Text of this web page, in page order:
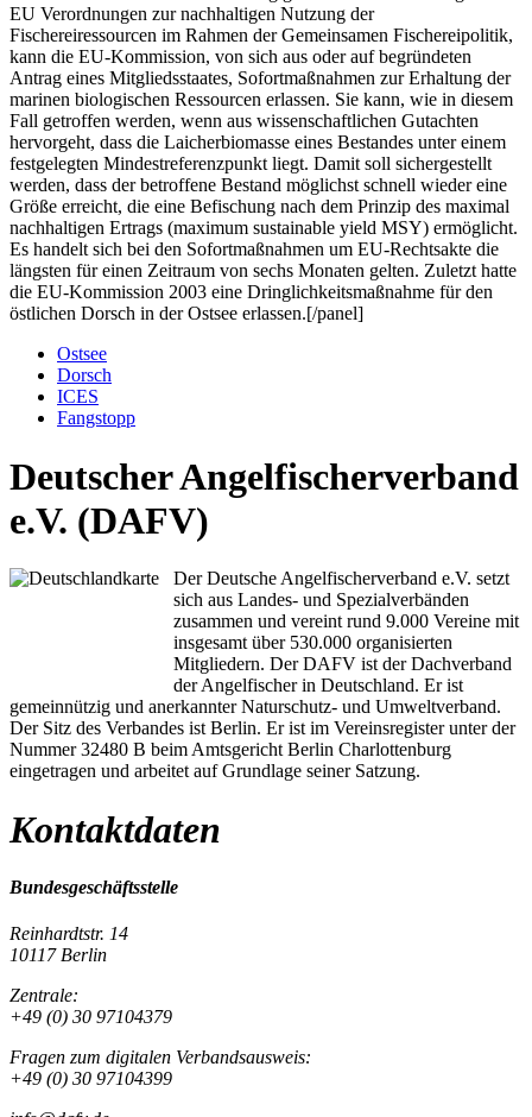
EU Verordnungen zur nachhaltigen Nutzung der
Fischereiressourcen im Rahmen der Gemeinsamen Fischereipolitik,
kann die EU-Kommission, von sich aus oder auf begründeten
Antrag eines Mitgliedsstaates, Sofortmaßnahmen zur Erhaltung der
marinen biologischen Ressourcen erlassen. Sie kann, wie in diesem
Fall getroffen werden, wenn aus wissenschaftlichen Gutachten
hervorgeht, dass die Laicherbiomasse eines Bestandes unter einem
festgelegten Mindestreferenzpunkt liegt. Damit soll sichergestellt
werden, dass der betroffene Bestand möglichst schnell wieder eine
Größe erreicht, die eine Befischung nach dem Prinzip des maximal
nachhaltigen Ertrags (maximum sustainable yield MSY) ermöglicht.
Es handelt sich bei den Sofortmaßnahmen um EU-Rechtsakte die
längsten für einen Zeitraum von sechs Monaten gelten. Zuletzt hatte
die EU-Kommission 2003 eine Dringlichkeitsmaßnahme für den
östlichen Dorsch in der Ostsee erlassen.[/panel]
Ostsee
Dorsch
ICES
Fangstopp
Deutscher Angelfischerverband
e.V. (DAFV)
Der Deutsche Angelfischerverband e.V. setzt
sich aus Landes- und Spezialverbänden
zusammen und vereint rund 9.000 Vereine mit
insgesamt über 530.000 organisierten
Mitgliedern. Der DAFV ist der Dachverband
der Angelfischer in Deutschland. Er ist
gemeinnützig und anerkannter Naturschutz- und Umweltverband.
Der Sitz des Verbandes ist Berlin. Er ist im Vereinsregister unter der
Nummer 32480 B beim Amtsgericht Berlin Charlottenburg
eingetragen und arbeitet auf Grundlage seiner Satzung.
Kontaktdaten
Bundesgeschäftsstelle
Reinhardtstr. 14
10117 Berlin
Zentrale:
+49 (0) 30 97104379
Fragen zum digitalen Verbandsausweis:
+49 (0) 30 97104399